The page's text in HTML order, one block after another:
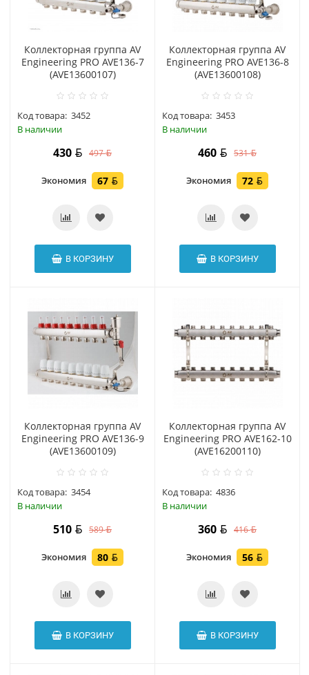
Коллекторная группа AV
Engineering PRO AVE136-7
(AVE13600107)
Код товара: 3452
В наличии
430 497
Экономия 67
В КОРЗИНУ
Коллекторная группа AV
Engineering PRO AVE136-8
(AVE13600108)
Код товара: 3453
В наличии
460 531
Экономия 72
В КОРЗИНУ
Коллекторная группа AV
Engineering PRO AVE136-9
(AVE13600109)
Код товара: 3454
В наличии
510 589
Экономия 80
В КОРЗИНУ
Коллекторная группа AV
Engineering PRO AVE162-10
(AVE16200110)
Код товара: 4836
В наличии
360 416
Экономия 56
В КОРЗИНУ